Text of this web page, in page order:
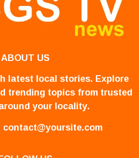
ABOUT US
latest local stories. Explore
trending topics from trusted
your locality.
contact@yoursite.com